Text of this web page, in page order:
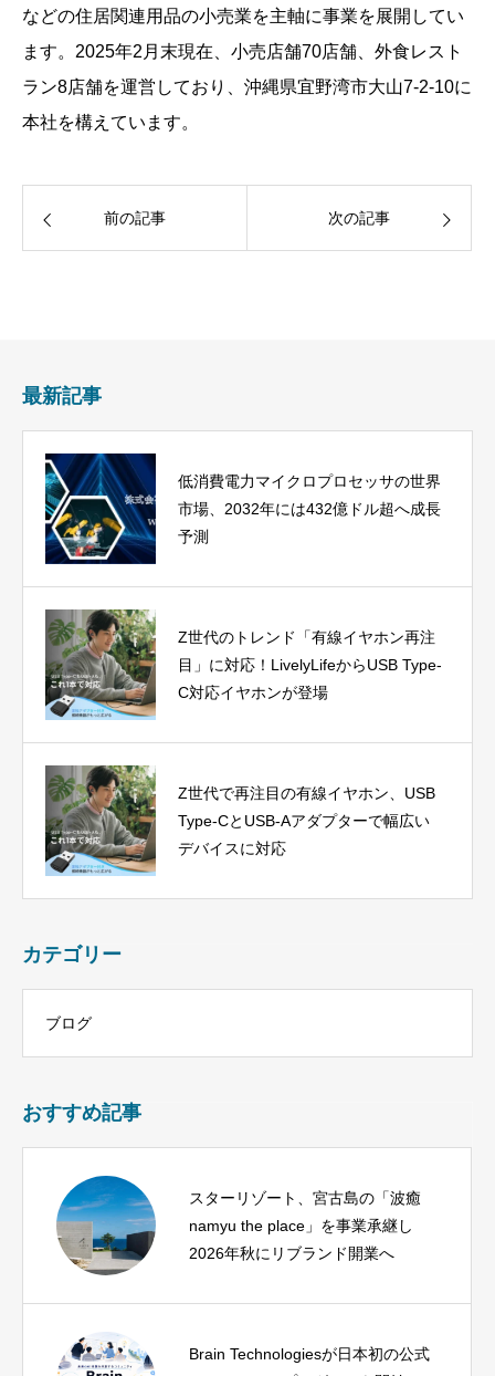
などの住居関連用品の小売業を主軸に事業を展開してい
ます。2025年2月末現在、小売店舗70店舗、外食レスト
ラン8店舗を運営しており、沖縄県宜野湾市大山7-2-10に
本社を構えています。
前の記事 次の記事
最新記事
低消費電力マイクロプロセッサの世界
市場、2032年には432億ドル超へ成長
予測
Z世代のトレンド「有線イヤホン再注
目」に対応！LivelyLifeからUSB Type-
C対応イヤホンが登場
Z世代で再注目の有線イヤホン、USB
Type-CとUSB-Aアダプターで幅広い
デバイスに対応
カテゴリー
ブログ
おすすめ記事
スターリゾート、宮古島の「波癒
namyu the place」を事業承継し
2026年秋にリブランド開業へ
Brain Technologiesが日本初の公式